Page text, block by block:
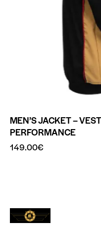
MEN’S JACKET –
PERFORMANCE
149.00€